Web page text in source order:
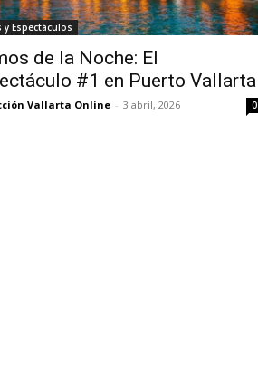
y Espectáculos
de la Noche: El
#1 en Puerto Vallarta
Vallarta Online - 3 abril, 2026 0